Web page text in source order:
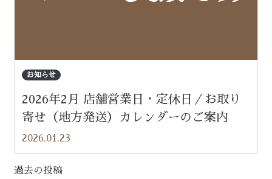
お知らせ
2026年2月 店舗営業日・定休日／お取り
寄せ（地方発送）カレンダーのご案内
2026.01.23
投
過去の投稿